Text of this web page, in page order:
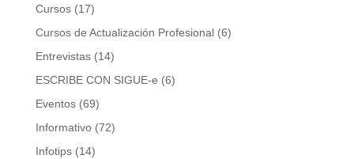
Cursos(17)
Cursos de Actualización Profesional(6)
Entrevistas(14)
ESCRIBE CON SIGUE-e (6)
Eventos(69)
Informativo(72)
Infotips(14)